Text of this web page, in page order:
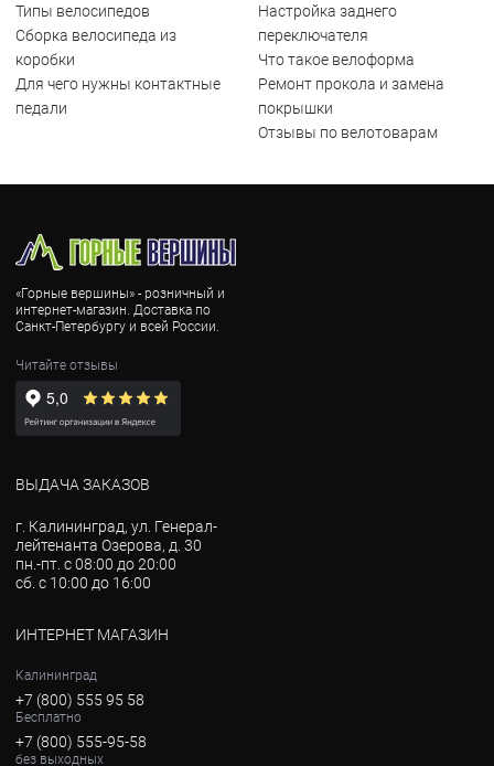
Типы велосипедов
Сборка велосипеда из
коробки
Для чего нужны контактные
педали
Настройка заднего
переключателя
Что такое велоформа
Ремонт прокола и замена
покрышки
Отзывы по велотоварам
«Горные вершины» - розничный и
интернет-магазин. Доставка по
Санкт-Петербургу и всей России.
Читайте отзывы
ВЫДАЧА ЗАКАЗОВ
г. Калининград, ул. Генерал-
лейтенанта Озерова, д. 30
пн.-пт. с 08:00 до 20:00
сб. с 10:00 до 16:00
ИНТЕРНЕТ МАГАЗИН
Калининград
+7 (800) 555 95 58
Бесплатно
+7 (800) 555-95-58
без выходных